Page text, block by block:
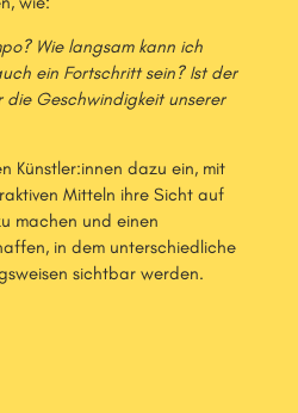
Wie langsam kann ich
ein Fortschritt sein? Ist der
Geschwindigkeit unserer
Künstler:innen dazu ein, mit
Mitteln ihre Sicht auf
machen und einen
in dem unterschiedliche
sichtbar werden.